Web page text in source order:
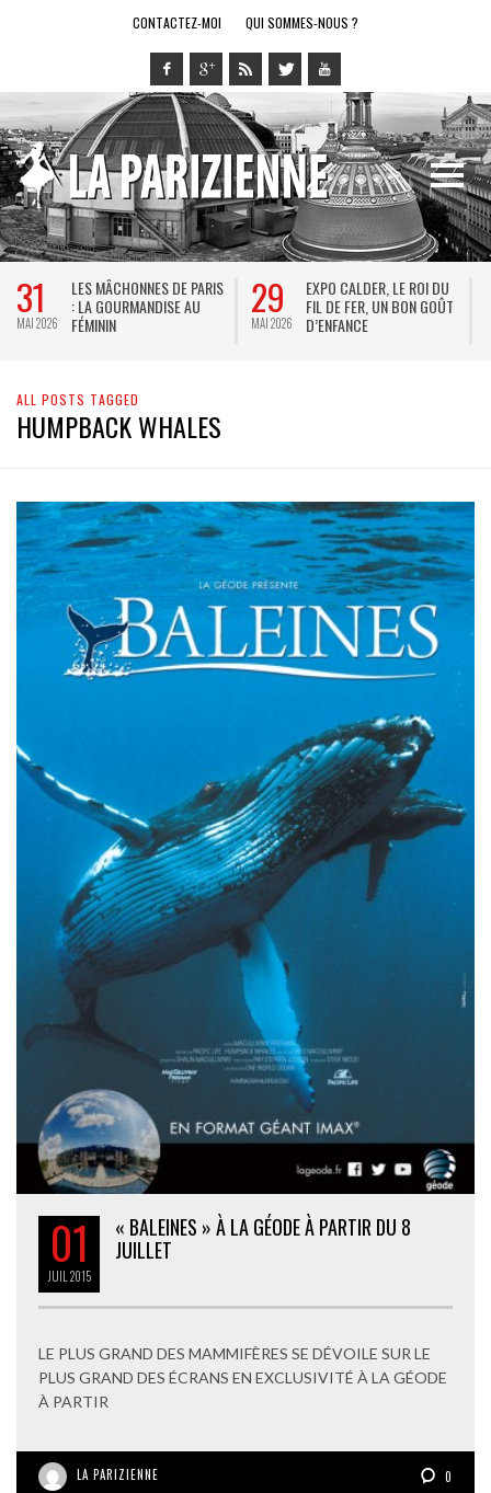
CONTACTEZ-MOI QUI SOMMES-NOUS ?
31
MAI 2026
LES MÂCHONNES DE PARIS
: LA GOURMANDISE AU
FÉMININ
29
MAI 2026
EXPO CALDER, LE ROI DU
FIL DE FER, UN BON GOÛT
D’ENFANCE
ALL POSTS TAGGED
HUMPBACK WHALES
01
JUIL 2015
« BALEINES » À LA GÉODE À PARTIR DU 8
JUILLET
LE PLUS GRAND DES MAMMIFÈRES SE DÉVOILE SUR LE
PLUS GRAND DES ÉCRANS EN EXCLUSIVITÉ À LA GÉODE
À PARTIR
LA PARIZIENNE 0